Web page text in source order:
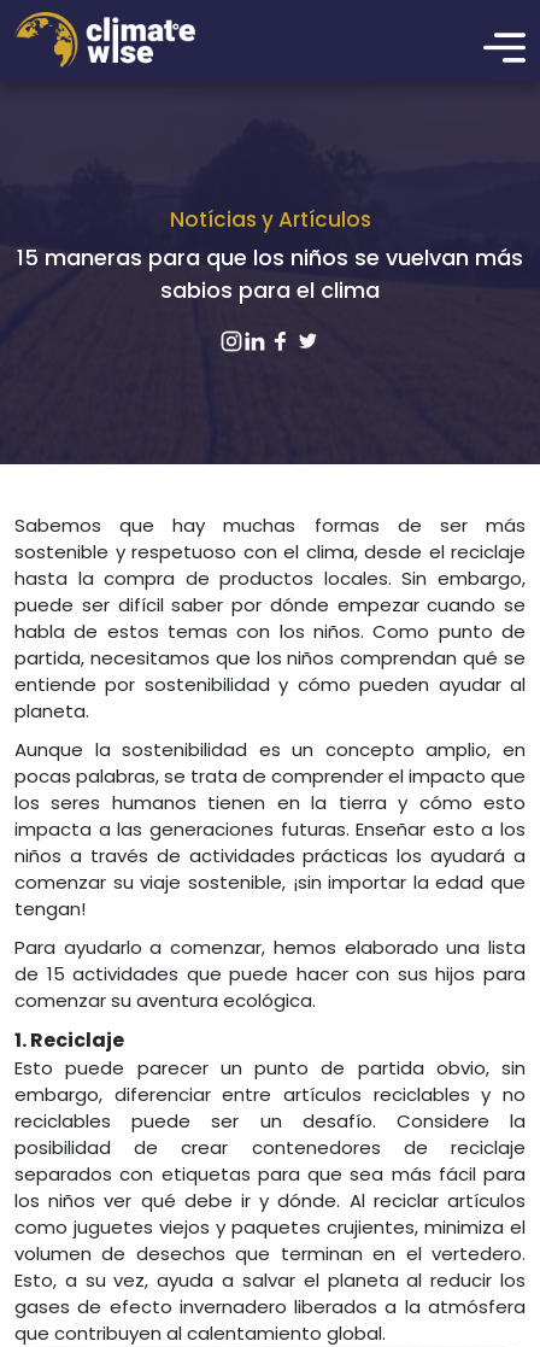
Notícias y Artículos
15 maneras para que los niños se vuelvan más
sabios para el clima
Sabemos que hay muchas formas de ser más
sostenible y respetuoso con el clima, desde el reciclaje
hasta la compra de productos locales. Sin embargo,
puede ser difícil saber por dónde empezar cuando se
habla de estos temas con los niños. Como punto de
partida, necesitamos que los niños comprendan qué se
entiende por sostenibilidad y cómo pueden ayudar al
planeta.
Aunque la sostenibilidad es un concepto amplio, en
pocas palabras, se trata de comprender el impacto que
los seres humanos tienen en la tierra y cómo esto
impacta a las generaciones futuras. Enseñar esto a los
niños a través de actividades prácticas los ayudará a
comenzar su viaje sostenible, ¡sin importar la edad que
tengan!
Para ayudarlo a comenzar, hemos elaborado una lista
de 15 actividades que puede hacer con sus hijos para
comenzar su aventura ecológica.
1. Reciclaje
Esto puede parecer un punto de partida obvio, sin
embargo, diferenciar entre artículos reciclables y no
reciclables puede ser un desafío. Considere la
posibilidad de crear contenedores de reciclaje
separados con etiquetas para que sea más fácil para
los niños ver qué debe ir y dónde. Al reciclar artículos
como juguetes viejos y paquetes crujientes, minimiza el
volumen de desechos que terminan en el vertedero.
Esto, a su vez, ayuda a salvar el planeta al reducir los
gases de efecto invernadero liberados a la atmósfera
que contribuyen al calentamiento global.